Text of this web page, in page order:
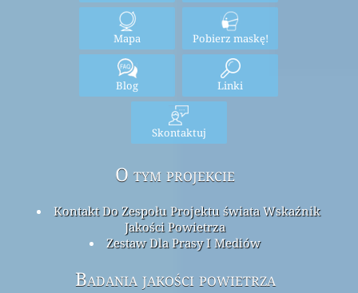
Mapa Pobierz maskę!
Blog Linki
Skontaktuj
O tym projekcie
Kontakt Do Zespołu Projektu świata Wskaźnik
Jakości Powietrza
Zestaw Dla Prasy I Mediów
Badania jakości powietrza